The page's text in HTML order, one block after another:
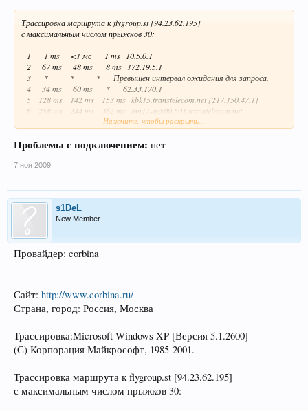
Трассировка маршрута к flygroup.st [94.23.62.195]
с максимальным числом прыжков 30:
1 1 ms <1 мс 1 ms 10.5.0.1
2 67 ms 48 ms 8 ms 172.19.5.1
3 * * * Превышен интервал ожидания для запроса.
4 34 ms 60 ms * 62.33.170.1
5 128 ms 142 ms 153 ms kbk15.transtelecom.net [217.150.47.1]
6 258 ms 244 ms 362 ms lnn11-ge500.501.transtelecom.net
7 * * * Превышен интервал ожидания для запроса.
9 260 ms 210 ms 247 ms kokoro.flygroup.st [94.23.62.195]
Нажмите, чтобы раскрыть...
Проблемы с подключением: нет
7 ноя 2009
s1DeL
New Member
Провайдер: corbina
Сайт: http://www.corbina.ru/
Страна, город: Россия, Москва
Трассировка:Microsoft Windows XP [Версия 5.1.2600]
(С) Корпорация Майкрософт, 1985-2001.
Трассировка маршрута к flygroup.st [94.23.62.195]
с максимальным числом прыжков 30: